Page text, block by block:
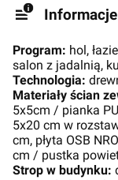
Program: hol,
salon z jadalnią,
Technologia:
Materiały ścian
5x5cm / pianka
5x20 cm w
cm, płyta OSB
cm / pustka
Strop w budynku: